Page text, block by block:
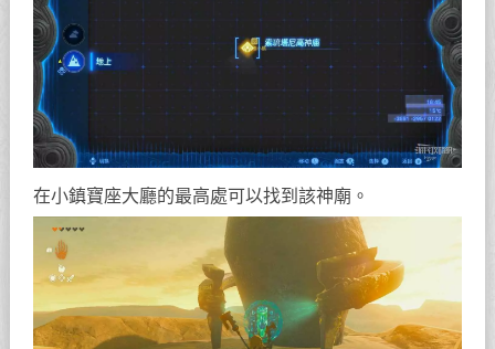
在小鎮寶座大廳的最高處可以找到該神廟。